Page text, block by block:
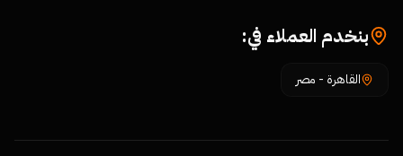
بنخدم العملاء في:
القاهرة - مصر